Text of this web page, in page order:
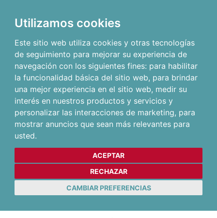
Utilizamos cookies
Este sitio web utiliza cookies y otras tecnologías
de seguimiento para mejorar su experiencia de
navegación con los siguientes fines: para habilitar
la funcionalidad básica del sitio web, para brindar
una mejor experiencia en el sitio web, medir su
interés en nuestros productos y servicios y
personalizar las interacciones de marketing, para
mostrar anuncios que sean más relevantes para
usted.
ACEPTAR
RECHAZAR
CAMBIAR PREFERENCIAS